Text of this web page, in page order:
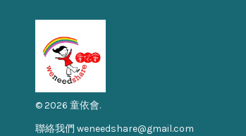
© 2026 童依會.
聯絡我們 weneedshare@gmail.com